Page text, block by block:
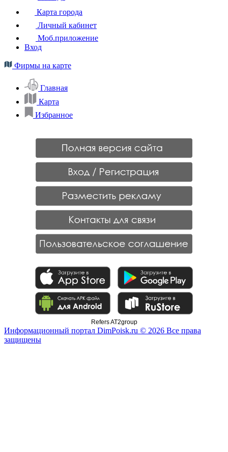
Карта города
Личный кабинет
Моб.приложение
Вход
Фирмы на карте
Главная
Карта
Избранное
Refers AT2group
Информационный портал DimPoisk.ru © 2026 Все права
защищены